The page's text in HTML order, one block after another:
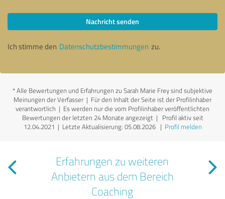
Nachricht senden
Ich stimme den Datenschutzbestimmungen zu.
*Alle Bewertungen und Erfahrungen zu Sarah Marie Frey sind subjektive
Meinungen der Verfasser | Für den Inhalt der Seite ist der Profilinhaber
verantwortlich | Es werden nur die vom Profilinhaber veröffentlichten
Bewertungen der letzten 24 Monate angezeigt | Profil aktiv seit
12.04.2021 | Letzte Aktualisierung: 05.08.2026| Profil melden
Erfahrungen zu weiteren
Anbietern aus dem Bereich
Coaching